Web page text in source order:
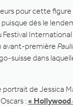
pour cette
dès le
Festival
avant-première
suisse dans
portrait de Jessica
: «